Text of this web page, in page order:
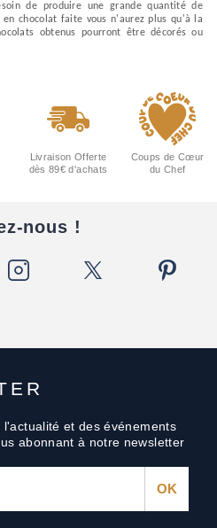
de produire une grande quantité de
chocolat faite vous n'aurez plus qu'à la
obtenus pourront être décorés ou
et des événements
abonnant à notre newsletter
Livraison Offerte
dès 89€ d'achats
Coups de Cœur
du Chef
nous !